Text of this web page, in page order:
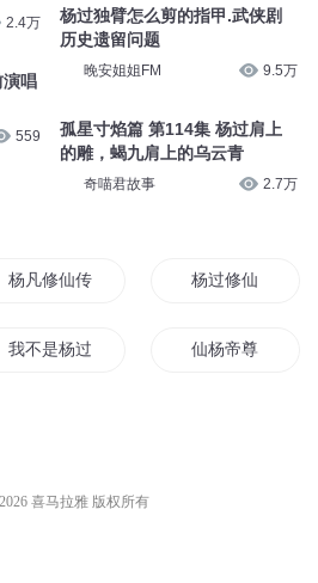
2.4万
唱
559
杨过独臂怎么剪的指甲.武侠剧
历史遗留问题
晚安姐姐FM 9.5万
孤星寸焰篇 第114集 杨过肩上
的雕，蝎九肩上的乌云青
奇喵君故事 2.7万
杨凡修仙传 杨过修仙
我不是杨过 仙杨帝尊
2026 喜马拉雅 版权所有